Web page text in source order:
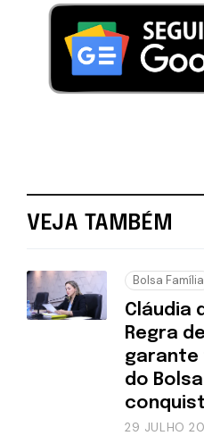
VEJA TAMBÉM
Bolsa Família
Cláudia
Regra
garante
do
29 JULHO